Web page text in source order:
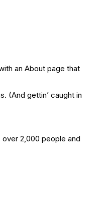
an About page that
(And gettin’ caught in
2,000 people and